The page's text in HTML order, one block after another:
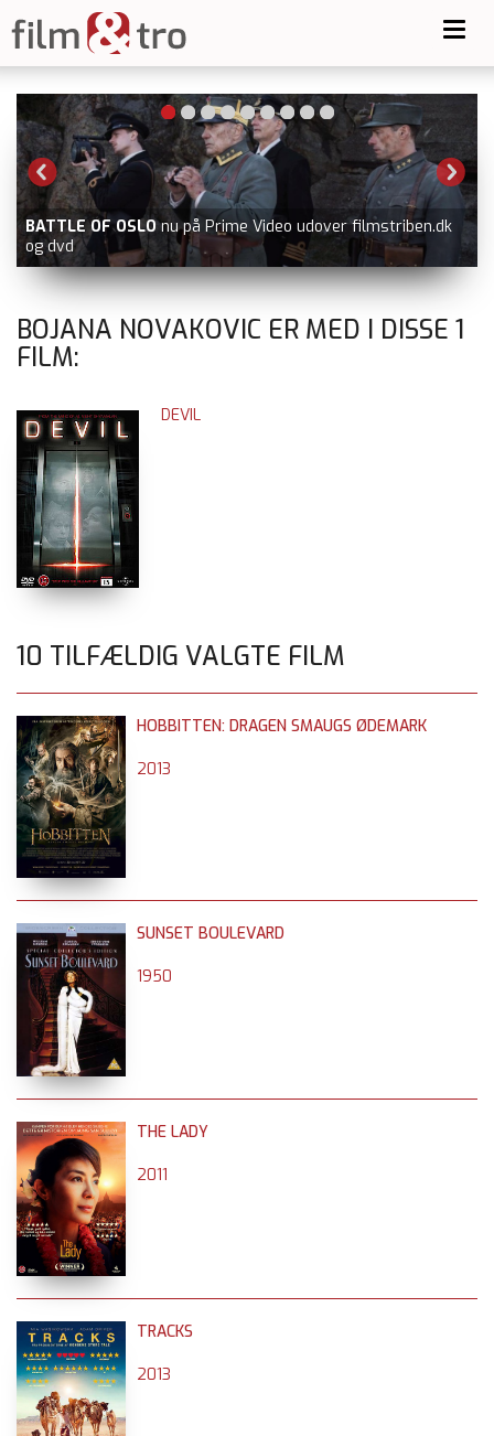
BATTLE OF OSLO nu på Prime Video udover filmstriben.dk
og dvd
BOJANA NOVAKOVIC ER MED I DISSE 1
FILM:
DEVIL
10 TILFÆLDIG VALGTE FILM
HOBBITTEN: DRAGEN SMAUGS ØDEMARK
2013
SUNSET BOULEVARD
1950
THE LADY
2011
TRACKS
2013